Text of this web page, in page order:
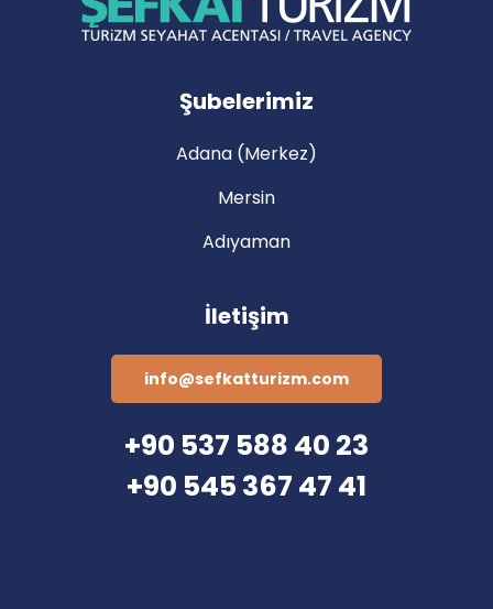
Şubelerimiz
Adana (Merkez)
Mersin
Adıyaman
İletişim
info@sefkatturizm.com
+90 537 588 40 23
+90 545 367 47 41